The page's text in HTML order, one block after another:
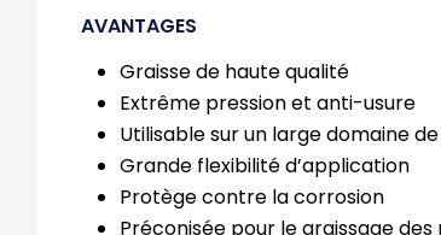
AVANTAGES
Graisse de haute qualité
Extrême pression et anti-usure
Utilisable sur un large domaine
Grande flexibilité d’application
Protège contre la corrosion
Préconisée pour le graissage